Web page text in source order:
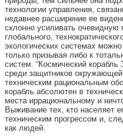
технологии управления,
недавнее расширение ее
склонно усиливать очевидную
глобального,
экологических системах можно
только призывая либо к
систем. “Космический
среди защитников
техническим рациональным
корабль абсолютен в
места иррациональному и
Выживание тех, кто населяет
техническим прогрессом и,
как людей.